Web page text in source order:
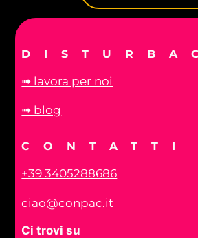
➟ lavora per noi
➟ blog
CONTATTI
+39 3405288686
ciao@conpac.it
Ci trovi su